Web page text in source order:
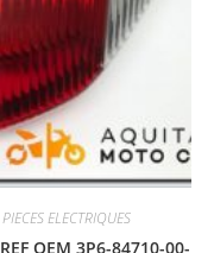
PIECES ELECTRIQUES
OEM 3P6-84710-00-